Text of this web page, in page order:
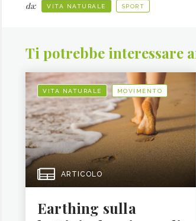
da: VITA NATURALE SPORT
Ti potrebbe interessare
VITA NATURALE MOVIMENTO
ARTICOLO
Earthing sulla